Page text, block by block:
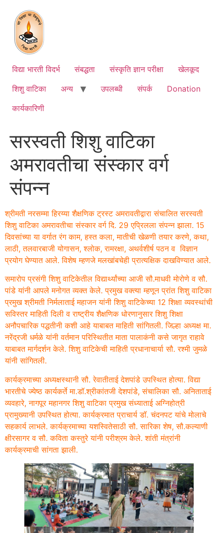
content
विद्या भारती विदर्भ संबद्धता संस्कृति ज्ञान परीक्षा
खेलकूद
शिशु वाटिका
अन्य उपलब्धी संपर्क
Donation
कार्यकारिणी
सरस्वती शिशु वाटिका
अमरावतीचा संस्कार वर्ग
संपन्न
श्रीमती नरसम्मा हिरय्या शैक्षणिक ट्रस्ट अमरावतीद्वारा संचालित सरस्वती
शिशु वाटिका अमरावतीचा संस्कार वर्ग दि. 29 एप्रिलला संपन्न झाला. 15
दिवसांच्या या वर्गात रंग काम, हस्त कला, मातीची खेळणी तयार करणे, कथा,
लाठी, तलवारबाजी योगासन, श्लोक, रामरक्षा, अथर्वशीर्ष पठन व विज्ञान
प्रयोग घेण्यात आले. विशेष म्हणजे मलखांबचेही प्रात्यक्षिक दाखविण्यात आले.
समारोप प्रसंगी शिशु वाटिकेतील विद्यार्थ्यांच्या आजी सौ.माधवी मोरोणे व सौ.
पांडे यांनी आपले मनोगत व्यक्त केले. प्रमुख वक्त्या म्हणून प्रांत शिशु वाटिका
प्रमुख श्रीमती निर्मलाताई महाजन यांनी शिशु वाटिकेच्या 12 शिक्षा व्यवस्थांची
सविस्तर माहिती दिली व राष्ट्रीय शैक्षणिक धोरणानुसार शिशु शिक्षा
अनौपचारिक पद्धतीनी कशी आहे याबाबत माहिती सांगितली. जिल्हा अध्यक्ष मा.
नरेंद्रजी धर्मळे यांनी वर्तमान परिस्थितीत माता पालाकंनी कसे जागृत राहावे
याबाबत मार्गदर्शन केले. शिशु वाटिकेची माहिती प्रधानाचार्या सौ. रश्मी जुमळे
यांनी सांगितली.
कार्यक्रमाच्या अध्यक्षस्थानी सौ. रेवातीताई देशपांडे उपस्थित होत्या. विद्या
भारतीचे ज्येष्ठ कार्यकर्ते मा.डॉ.श्रीकांतजी देशपांडे, संचालिका सौ. अनिताताई
व्यवहारे, नागपूर महानगर शिशु वाटिका प्रमुख संध्याताई अग्निहोत्री
प्रामुख्यानी उपस्थित होत्या. कार्यक्रमात प्राचार्य डॉ. चंदनपट यांचे मोलाचे
सहकार्य लाभले. कार्यक्रमाच्या यशस्वितेसाठी सौ. सारिका शेष, सौ.कल्याणी
क्षीरसागर व सौ. कविता कस्तुरे यांनी परीश्रम केले. शांती मंत्रांनी
कार्यक्रमाची सांगता झाली.